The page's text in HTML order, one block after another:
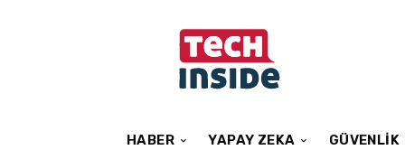
HABER YAPAY ZEKA GÜVENLIK